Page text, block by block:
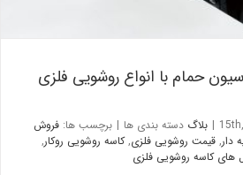
حمام با انواع روشویی فلزی
| بلاگ دسته بندی ها | برچسب ها:فروش
دار,قیمت روشویی فلزی,کاسه روشویی روکار,
های کاسه روشویی فلزی